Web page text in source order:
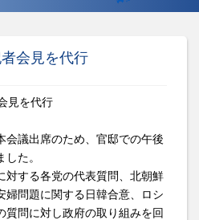
会見を代行
会議出席のため、官邸での午後
た。
対する各党の代表質問、北朝鮮
婦問題に関する日韓合意、ロシ
質問に対し政府の取り組みを回